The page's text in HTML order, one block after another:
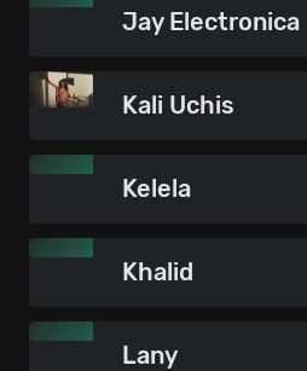
Jay Electronica
Kali Uchis
Kelela
Khalid
Lany